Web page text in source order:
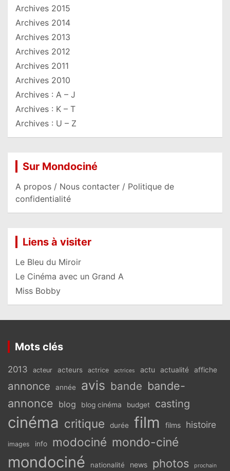
Archives 2015
Archives 2014
Archives 2013
Archives 2012
Archives 2011
Archives 2010
Archives : A – J
Archives : K – T
Archives : U – Z
Sur Mondociné
A propos / Nous contacter / Politique de
confidentialité
Liens à visiter
Le Bleu du Miroir
Le Cinéma avec un Grand A
Miss Bobby
Mots clés
2013 acteur acteurs actrice actrices actu actualité affiche
annonce année avis bande bande-
annonce blog blog cinéma budget casting
cinéma critique durée film films histoire
images info modociné mondo-ciné
mondociné nationalité news photos prochain